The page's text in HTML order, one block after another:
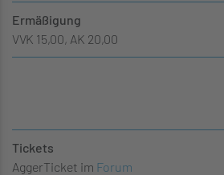
Ermäßigung
VVK 15,00, AK 20,00
Tickets
AggerTicket im Forum